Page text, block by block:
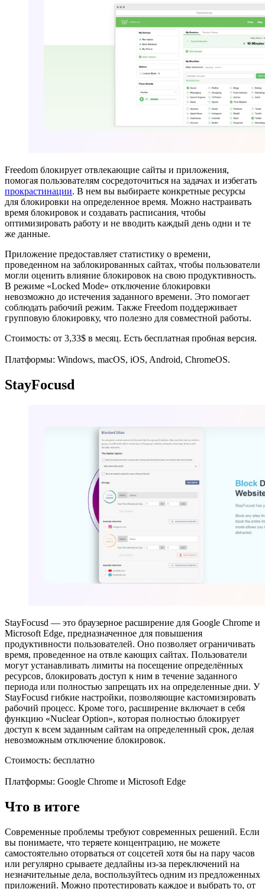
Freedom блокирует отвлекающие сайты и приложения,
помогая пользователям сосредоточиться на задачах и избегать
прокрастинации. В нем вы выбираете конкретные ресурсы
для блокировки на определенное время. Можно настраивать
время блокировок и создавать расписания, чтобы
оптимизировать работу и не вводить каждый день одни и те
же данные.
Приложение предоставляет статистику о времени,
проведенном на заблокированных сайтах, чтобы пользователи
могли оценить влияние блокировок на свою продуктивность.
В режиме «Locked Mode» отключение блокировки
невозможно до истечения заданного времени. Это помогает
соблюдать рабочий режим. Также Freedom поддерживает
групповую блокировку, что полезно для совместной работы.
Стоимость: от 3,33$ в месяц. Есть бесплатная пробная версия.
Платформы: Windows, macOS, iOS, Android, ChromeOS.
StayFocusd
StayFocusd — это браузерное расширение для Google Chrome и
Microsoft Edge, предназначенное для повышения
продуктивности пользователей. Оно позволяет ограничивать
время, проведенное на отвле кающих сайтах. Пользователи
могут устанавливать лимиты на посещение определённых
ресурсов, блокировать доступ к ним в течение заданного
периода или полностью запрещать их на определенные дни. У
StayFocusd гибкие настройки, позволяющие кастомизировать
рабочий процесс. Кроме того, расширение включает в себя
функцию «Nuclear Option», которая полностью блокирует
доступ к всем заданным сайтам на определенный срок, делая
невозможным отключение блокировок.
Стоимость: бесплатно
Платформы: Google Chrome и Microsoft Edge
Что в итоге
Современные проблемы требуют современных решений. Если
вы понимаете, что теряете концентрацию, не можете
самостоятельно оторваться от соцсетей хотя бы на пару часов
или регулярно срываете дедлайны из-за переключений на
незначительные дела, воспользуйтесь одним из предложенных
приложений. Можно протестировать каждое и выбрать то, от